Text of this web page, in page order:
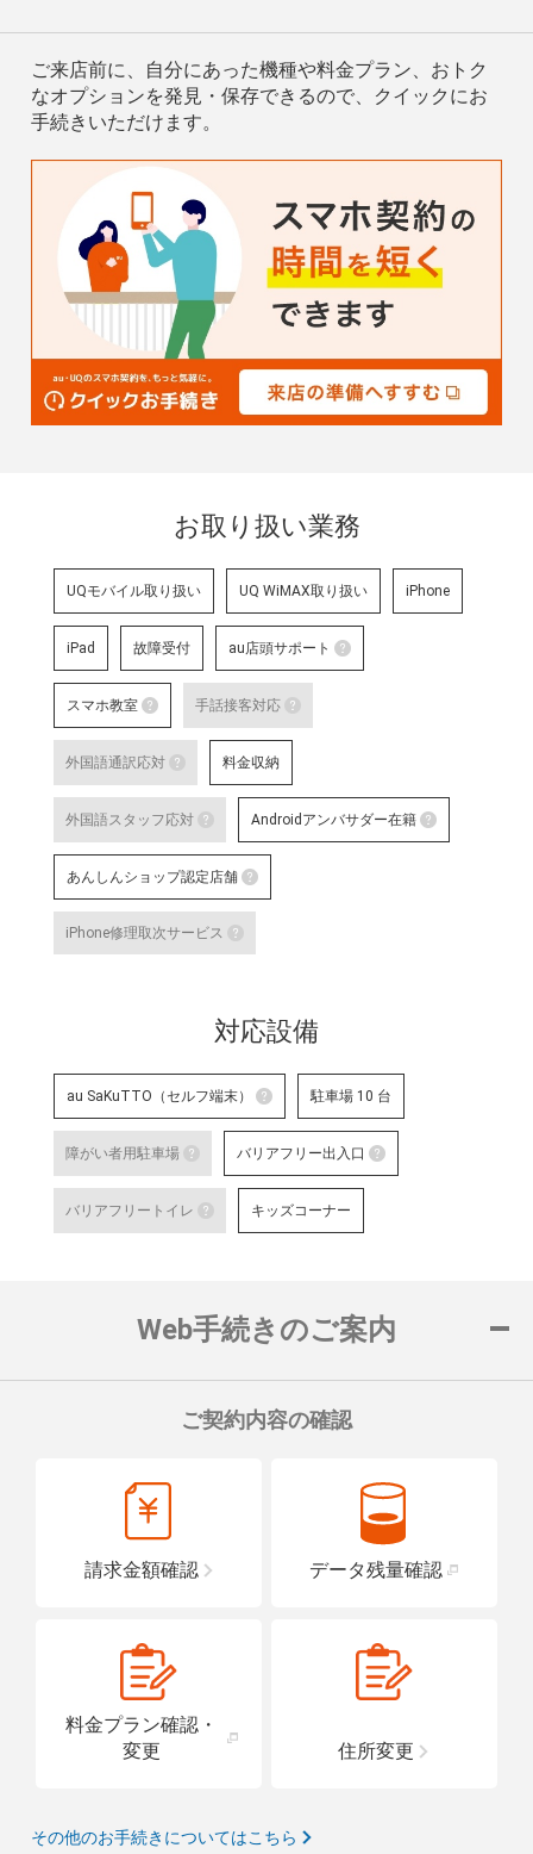
ご来店前に、自分にあった機種や料金プラン、おトク
なオプションを発見・保存できるので、クイックにお
手続きいただけます。
お取り扱い業務
UQモバイル取り扱い UQ WiMAX取り扱い iPhone
iPad 故障受付 au店頭サポート
スマホ教室
スマホ教室
スマートフォン・タブレット教室 を開催して
手話接客対応
明・修理などのアフターサ
いのある方のサポートが可
外国語通訳応対
外国語通訳応対
テレビ電話サービスで外国語通訳可能なス
な店舗です。
詳細はこちら
料金収納
外国語スタッフ応対
外国語スタッフ応対
応対をご希望される場合は事前に店舗
対応言語：―
Androidアンバサダー在籍
あんしんショップ認定店舗
詳細はこちら
iPhone修理取次サービス
詳細はこちら
対応設備
au SaKuTTO（セルフ端末）
au SaKuTTO（セルフ端末）
お客さまご自身でお手続き可
る店舗です。
対応可能なお手続きなど詳細は
駐車場 10 台
障がい者用駐車場
障がい者用駐車場
障がい者用の駐車スペースをご用意して
バリアフリー出入口
バリアフリートイレ
詳細はこちら
キッズコーナー
Web手続きのご案内
ご契約内容の確認
請求金額確認 データ残量確認
料金プラン確認・
変更
住所変更
その他のお手続きについてはこちら